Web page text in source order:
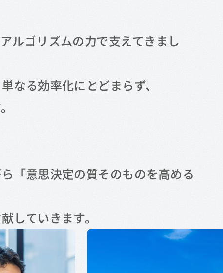
ルゴリズムの力で支えてきまし
なる効率化にとどまらず、
「意思決定の質そのものを高める
していきます。